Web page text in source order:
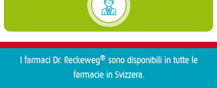
I farmaci Dr. Reckeweg®sono disponibili in tutte le
farmacie in Svizzera.